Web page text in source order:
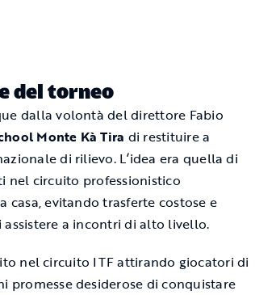
del torneo
dalla volontà del direttore Fabio
Monte Kà Tira di restituire a
di rilievo. L’idea era quella di
nel circuito professionistico
casa, evitando trasferte costose e
a incontri di alto livello.
nel circuito ITF attirando giocatori di
promesse desiderose di conquistare